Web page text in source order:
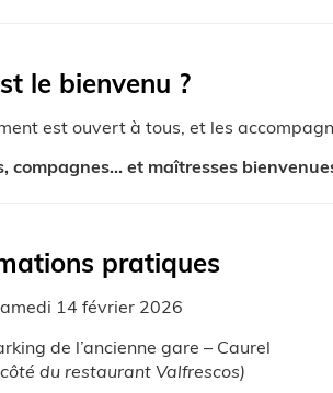
le bienvenu ?
est ouvert à tous, et les
compagnes… et maîtresses
pratiques
14 février 2026
de l’ancienne gare – Caurel
du restaurant Valfrescos)